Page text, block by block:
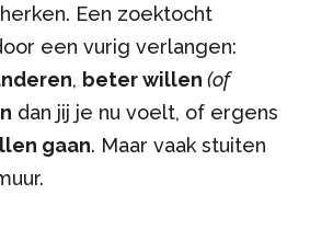
Een zoektocht
een vurig verlangen:
, beter willen (of
dan jij je nu voelt, of ergens
gaan. Maar vaak stuiten